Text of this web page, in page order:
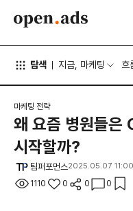
탐색 지금, 마케팅 흐
마케팅 전략
왜 요즘 병원들은
시작할까?
팀퍼포먼스2025.05.07 11:00
1110 0 0 0